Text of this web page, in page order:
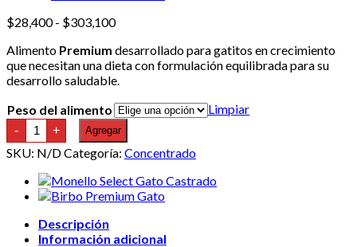
$28,400 - $303,100Rango
precios:
desde
$28,400
$303,100
Alimento Premium desarrollado para gatitos en crecimiento
que necesitan una dieta con formulación equilibrada para su
desarrollo saludable.
Peso del alimento
Limpiar
- Monello
Gatito
cantidad
+ Agregar
SKU: N/DCategoría: Concentrado
Descripción
Información adicional